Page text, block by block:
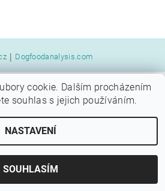
| Dogfoodanalysis.com
PES, všechna práva vyhrazena
Vytvořil Shoptet
cookie. Dalším procházením
souhlas s jejich používáním.
NASTAVENÍ
SOUHLASÍM